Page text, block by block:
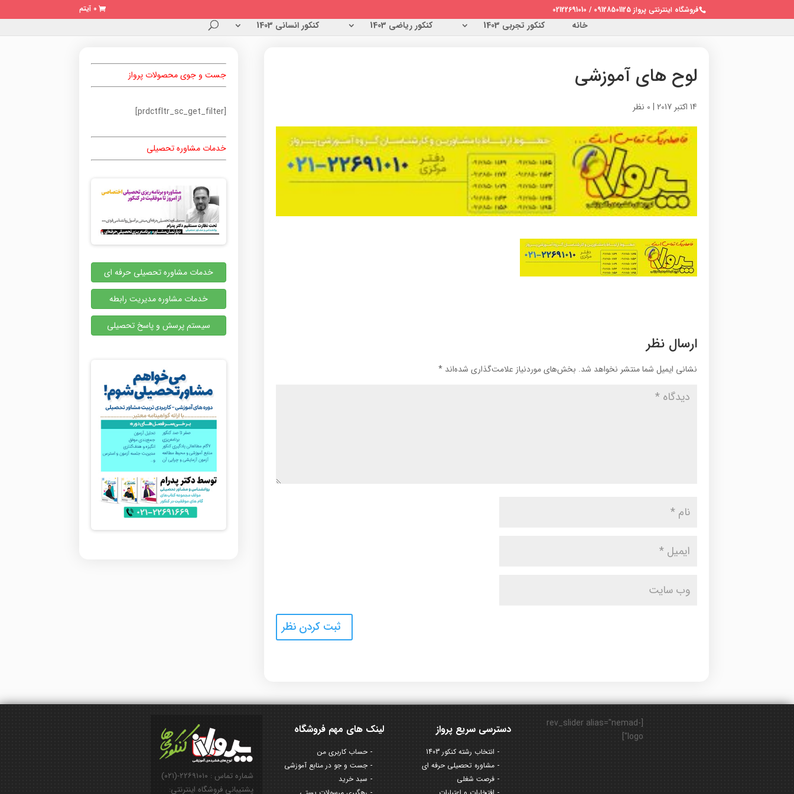
فروشگاه اینترنتی پرواز 09128501125 / 02122691010 0 آیتم
خانه کنکور تجربی 1403 کنکور ریاضی 1403 کنکور انسانی 1403
لوح های آموزشی
14 اکتبر 2017 | 0 نظر
ارسال نظر
نشانی ایمیل شما منتشر نخواهد شد. بخش‌های موردنیاز علامت‌گذاری شده‌اند*
جست و جوی محصولات پرواز
[prdctfltr_sc_get_filter]
خدمات مشاوره تحصیلی
خدمات مشاوره تحصیلی حرفه ای
خدمات مشاوره مدیریت رابطه
سیستم پرسش و پاسخ تحصیلی
شماره تماس : ۲۲۶۹۱۰۱۰-(۰۲۱)
پشتیبانی فروشگاه اینترنتی:
لینک های مهم فروشگاه
حساب کاربری من
جست و جو در منابع آموزشی
سبد خرید
دسترسی سریع پرواز
انتخاب رشته کنکور 1403
مشاوره تحصیلی حرفه ای
فرصت شغلی
[rev_slider alias="nemad-
logo"]